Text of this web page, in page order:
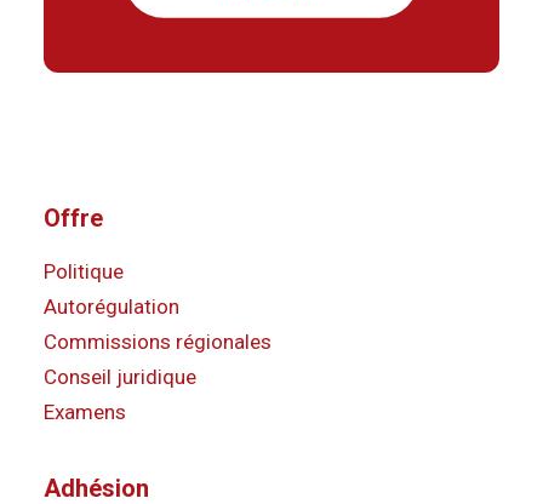
Offre
Politique
Autorégulation
Commissions régionales
Conseil juridique
Examens
Adhésion